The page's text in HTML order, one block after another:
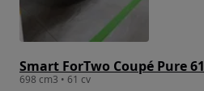
Smart ForTwo Coupé Pure 61
698 cm3 • 61 cv